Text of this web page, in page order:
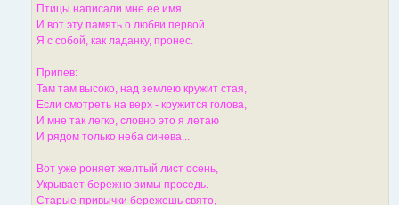
Птицы написали мне ее имя
И вот эту память о любви первой
Я с собой, как ладанку, пронес.
Припев:
Там там высоко, над землею кружит стая,
Если смотреть на верх - кружится голова,
И мне так легко, словно это я летаю
И рядом только неба синева...
Вот уже роняет желтый лист осень,
Укрывает бережно зимы проседь.
Старые привычки бережешь свято,